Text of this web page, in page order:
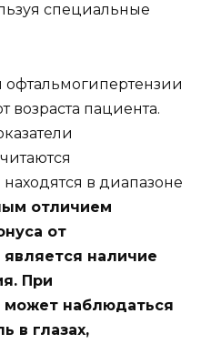
специальные
возраста пациента.
в диапазоне
отличием
от
наличие
При
может наблюдаться
в глазах,